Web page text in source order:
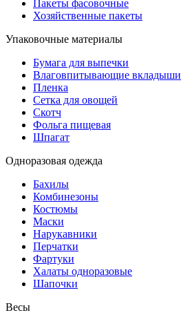
Пакеты фасовочные
Хозяйственные пакеты
Упаковочные материалы
Бумага для выпечки
Влаговпитывающие вкладыши
Пленка
Сетка для овощей
Скотч
Фольга пищевая
Шпагат
Одноразовая одежда
Бахилы
Комбинезоны
Костюмы
Маски
Нарукавники
Перчатки
Фартуки
Халаты одноразовые
Шапочки
Весы